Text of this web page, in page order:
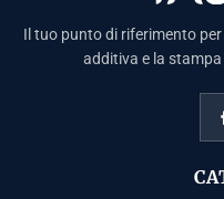
Il tuo punto di riferimento
additiva e la stampa